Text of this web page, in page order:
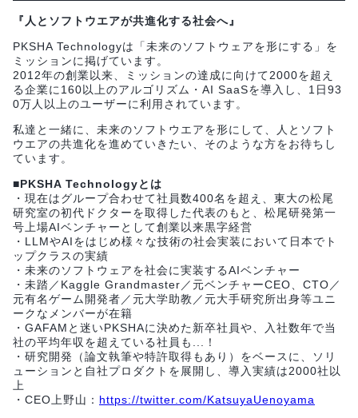
『人とソフトウエアが共進化する社会へ』
PKSHA Technologyは「未来のソフトウェアを形にする」を
ミッションに掲げています。
2012年の創業以来、ミッションの達成に向けて2000を超え
る企業に160以上のアルゴリズム・AI SaaSを導入し、1日93
0万人以上のユーザーに利用されています。
私達と一緒に、未来のソフトウエアを形にして、人とソフト
ウエアの共進化を進めていきたい、そのような方をお待ちし
ています。
■PKSHA Technologyとは
・現在はグループ合わせて社員数400名を超え、東大の松尾
研究室の初代ドクターを取得した代表のもと、松尾研発第一
号上場AIベンチャーとして創業以来黒字経営
・LLMやAIをはじめ様々な技術の社会実装において日本でト
ップクラスの実績
・未来のソフトウェアを社会に実装するAIベンチャー
・未踏／Kaggle Grandmaster／元ベンチャーCEO、CTO／
元有名ゲーム開発者／元大学助教／元大手研究所出身等ユニ
ークなメンバーが在籍
・GAFAMと迷いPKSHAに決めた新卒社員や、入社数年で当
社の平均年収を超えている社員も...！
・研究開発（論文執筆や特許取得もあり）をベースに、ソリ
ューションと自社プロダクトを展開し、導入実績は2000社以
上
・CEO上野山： https://twitter.com/KatsuyaUenoyama